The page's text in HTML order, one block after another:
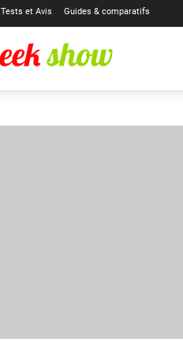
Tests et Avis Guides & comparatifs